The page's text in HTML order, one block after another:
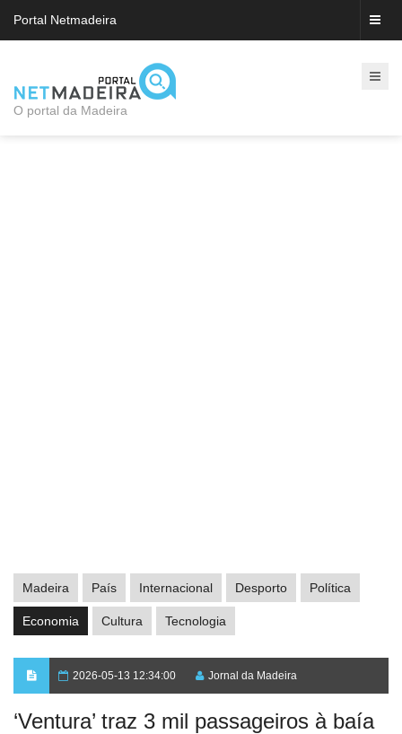
Portal Netmadeira
O portal da Madeira
Madeira País Internacional Desporto Política
Economia Cultura Tecnologia
2026-05-13 12:34:00 Jornal da Madeira
‘Ventura’ traz 3 mil passageiros à baía